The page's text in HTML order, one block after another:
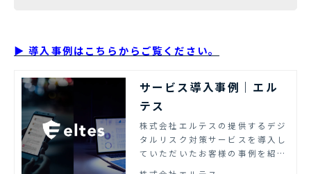
▶ 導入事例はこちらからご覧ください。
サービス導入事例｜エル
テス
株式会社エルテスの提供するデジ
タルリスク対策サービスを導入し
ていただいたお客様の事例を紹介